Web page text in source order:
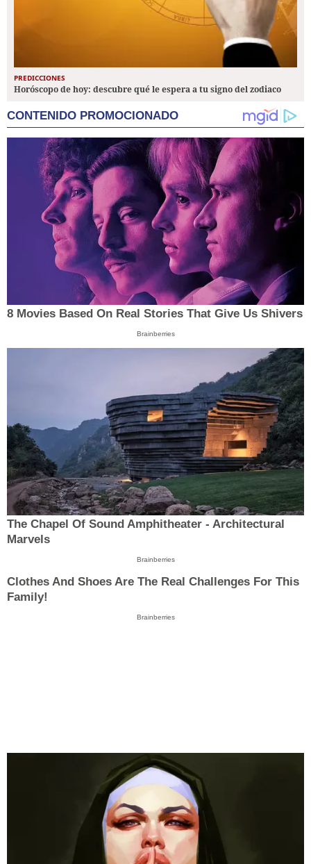
PREDICCIONES
Horóscopo de hoy: descubre qué le espera a tu signo del zodiaco
CONTENIDO PROMOCIONADO
8 Movies Based On Real Stories That Give Us Shivers
Brainberries
The Chapel Of Sound Amphitheater - Architectural
Marvels
Brainberries
Clothes And Shoes Are The Real Challenges For This
Family!
Brainberries